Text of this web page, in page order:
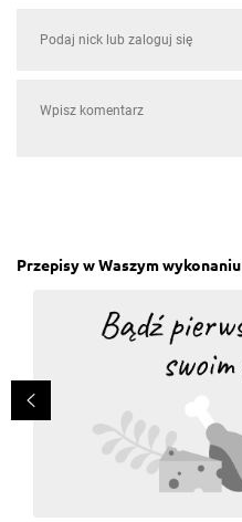
Przepisy w Waszym wykonaniu